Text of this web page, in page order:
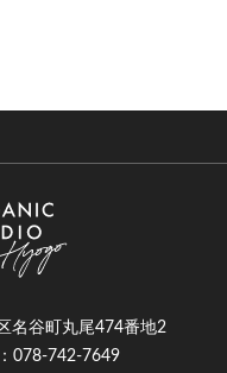
名谷町丸尾474番地2
078-742-7649